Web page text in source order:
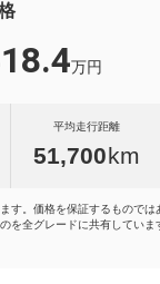
万円
平均走行距離
51,700km
す。価格を保証するものでは
を全グレードに共有していま